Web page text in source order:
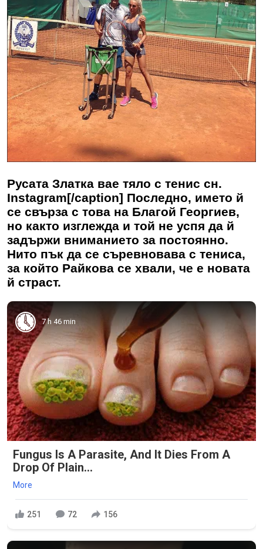
Русата Златка вае тяло с тенис сн.
Instagram[/caption] Последно, името й
се свърза с това на Благой Георгиев,
но както изглежда и той не успя да й
задържи вниманието за постоянно.
Нито пък да се съревновава с тениса,
за който Райкова се хвали, че е новата
й страст.
7 h 46 min
Fungus Is A Parasite, And It Dies From A
Drop Of Plain...
More
251 72 156